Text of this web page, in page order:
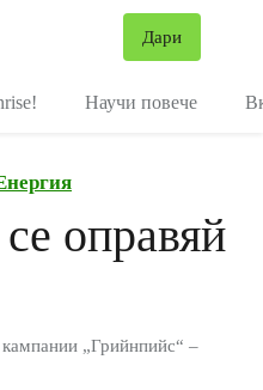
Дари
Научи повече
оправяй
„Грийнпийс“ –